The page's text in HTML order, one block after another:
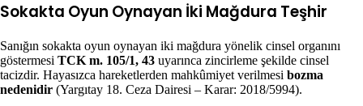
Sokakta Oyun Oynayan İki Mağdura Teşhir
Sanığın sokakta oyun oynayan iki mağdura yönelik cinsel organını
göstermesi TCK m. 105/1, 43 uyarınca zincirleme şekilde cinsel
tacizdir. Hayasızca hareketlerden mahkûmiyet verilmesi bozma
nedenidir (Yargıtay 18. Ceza Dairesi – Karar: 2018/5994).